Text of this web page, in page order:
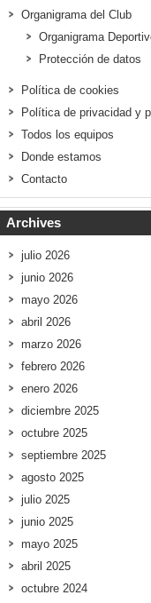
Organigrama del Club
Organigrama
Protección de datos
Política de cookies
Política de privacidad y
Todos los equipos
Donde estamos
Contacto
Archives
julio 2026
junio 2026
mayo 2026
abril 2026
marzo 2026
febrero 2026
enero 2026
diciembre 2025
octubre 2025
septiembre 2025
agosto 2025
julio 2025
junio 2025
mayo 2025
abril 2025
octubre 2024